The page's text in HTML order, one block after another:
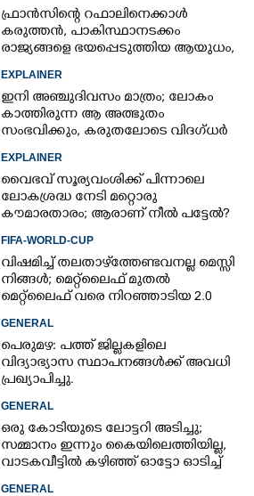
ഫ്രാൻസിന്റെ റഫാലിനെക്കാൾ
കരുത്തൻ,​ പാകിസ്ഥാനടക്കം
രാജ്യങ്ങളെ ഭയപ്പെടുത്തിയ ആയുധം,​
ഇന്ത്യ നിർമ്മിച്ച എണ്ണം 100ലേക്ക്
EXPLAINER
ഇനി അഞ്ചുദിവസം മാത്രം; ലോകം
കാത്തിരുന്ന ആ അത്ഭുതം
സംഭവിക്കും, കരുതലോടെ വിദഗ്ധർ
EXPLAINER
വൈഭവ് സൂര്യവംശിക്ക് പിന്നാലെ
ലോകശ്രദ്ധ നേടി മറ്റൊരു
കൗമാരതാരം; ആരാണ് നീൽ പട്ടേൽ?
FIFA-WORLD-CUP
വിഷമിച്ച് തലതാഴ്‌ത്തേണ്ടവനല്ല മെസ്സി
നിങ്ങള്‍; മെറ്റ്‌ലൈഫ് മുതല്‍
മെറ്റ്‌ലൈഫ് വരെ നിറഞ്ഞാടിയ 2.0
GENERAL
പെരുമഴ: പത്ത് ജില്ലകളിലെ
വിദ്യാഭ്യാസ സ്ഥാപനങ്ങൾക്ക് അവധി
പ്രഖ്യാപിച്ചു.
GENERAL
ഒരു കോടിയുടെ ലോട്ടറി അടിച്ചു;
സമ്മാനം ഇന്നും കൈയിലെത്തിയില്ല,
വാടകവീട്ടിൽ കഴിഞ്ഞ് ഓട്ടോ ഓടിച്ച്
73കാരൻ
GENERAL